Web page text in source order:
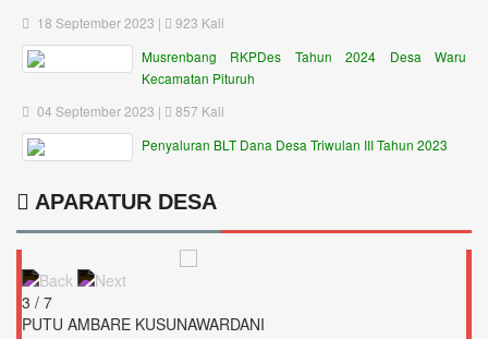
18 September 2023 |
923 Kali
Musrenbang RKPDes Tahun 2024 Desa Waru
Kecamatan Pituruh
04 September 2023 |
857 Kali
Penyaluran BLT Dana Desa Triwulan III Tahun 2023
APARATUR DESA
3 / 7
PUTU AMBARE KUSUNAWARDANI